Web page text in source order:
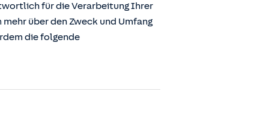
für die Verarbeitung Ihrer
über den Zweck und Umfang
die folgende